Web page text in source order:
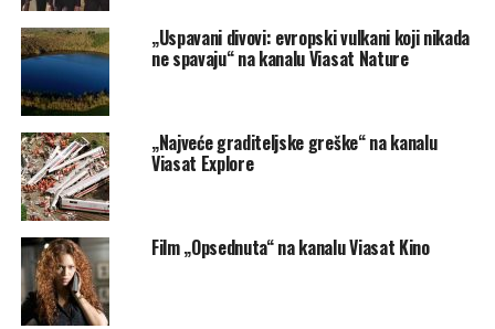
„Uspavani divovi: evropski vulkani koji nikada
ne spavaju“ na kanalu Viasat Nature
„Najveće graditeljske greške“ na kanalu
Viasat Explore
Film „Opsednuta“ na kanalu Viasat Kino